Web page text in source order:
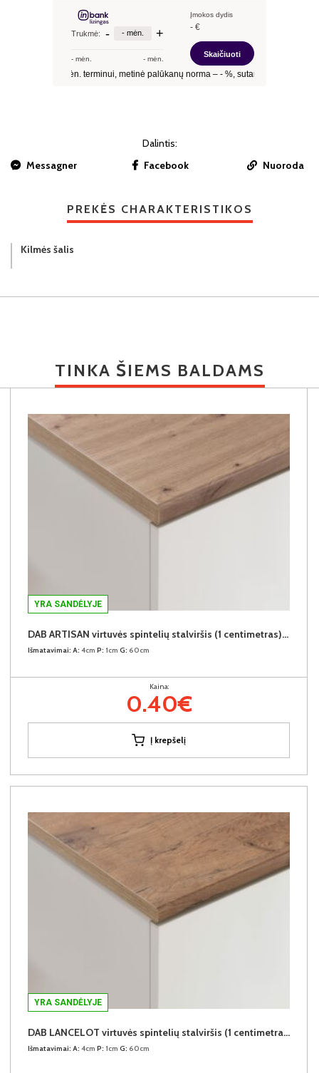
Dalintis:
Messagner
Facebook Nuoroda
PREKĖS CHARAKTERISTIKOS
Kilmės šalis
TINKA ŠIEMS BALDAMS
YRA SANDĖLYJE
DAB ARTISAN virtuvės spintelių stalviršis (1 centimetras) (Įvykdymo terminas iki 10d.d.)
Išmatavimai: A: 4cm P: 1cm G: 60cm
Kaina:
0.40€
Į krepšelį
YRA SANDĖLYJE
DAB LANCELOT virtuvės spintelių stalviršis (1 centimetras) (Įvykdymo terminas iki 10d.d.)
Išmatavimai: A: 4cm P: 1cm G: 60cm